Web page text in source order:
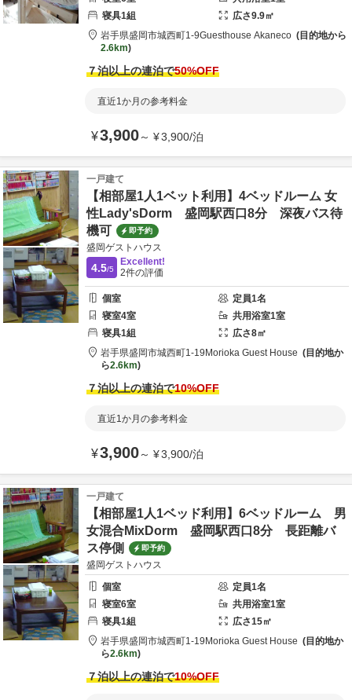
寝具1組 広さ9.9㎡
岩手県盛岡市城西町1-9Guesthouse Akaneco
目的地から
2.6km
７泊以上の連泊で50%OFF
直近1か月の参考料金
¥3,900～ ¥3,900/泊
一戸建て
【相部屋1人1ベット利用】4ベッドルーム 女
性Lady'sDorm 盛岡駅西口8分 深夜バス待
機可
即予約
盛岡ゲストハウス
4.5/5
Excellent!
2件の評価
個室 定員1名
寝室4室 共用浴室1室
寝具1組 広さ8㎡
岩手県盛岡市城西町1-19 Morioka Guest House
目的地か
ら2.6km
７泊以上の連泊で10%OFF
直近1か月の参考料金
¥3,900～ ¥3,900/泊
一戸建て
【相部屋1人1ベッド利用】6ベッドルーム 男
女混合MixDorm 盛岡駅西口8分 長距離バ
ス停側
即予約
盛岡ゲストハウス
個室
定員1名
寝室6室 共用浴室1室
寝具1組 広さ15㎡
岩手県盛岡市城西町1-19 Morioka Guest House
目的地か
ら2.6km
７泊以上の連泊で10%OFF